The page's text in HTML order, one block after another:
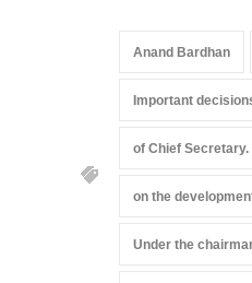
Anand Bardhan
Important
of Chief Secretary.
on the
Under the